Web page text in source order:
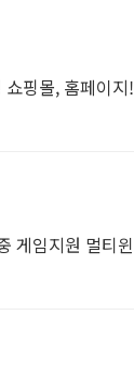
핑몰, 홈페이
게임지원 멀티